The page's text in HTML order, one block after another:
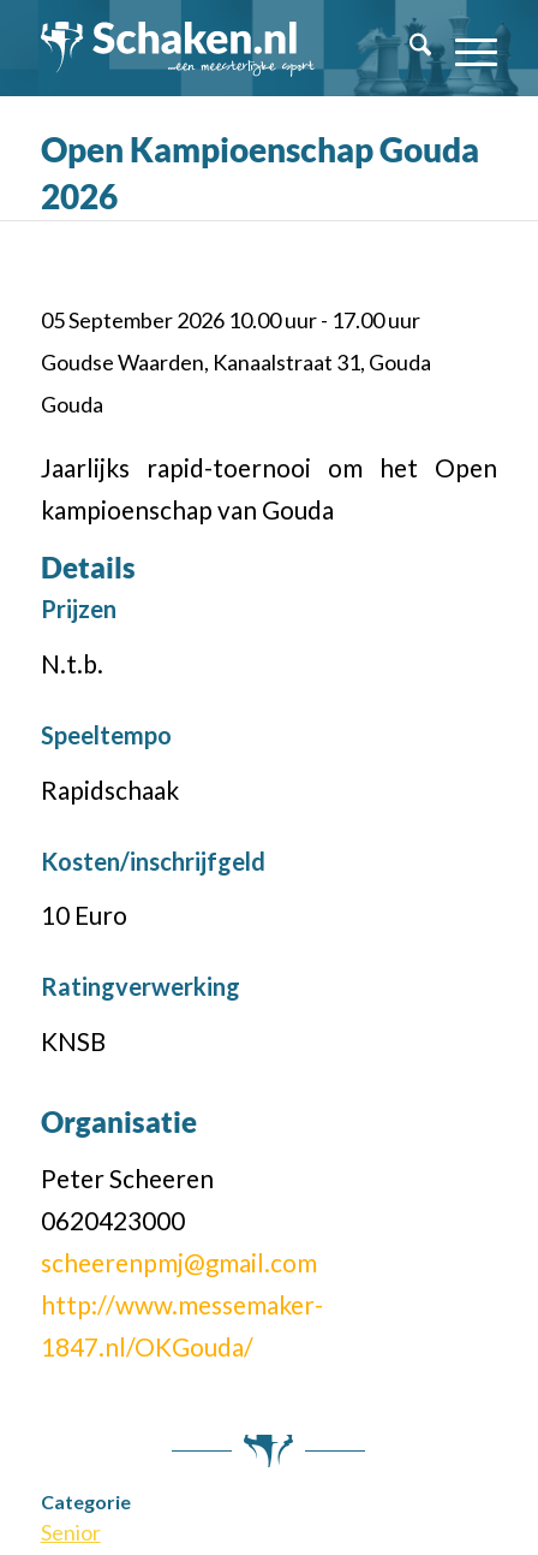
Open Kampioenschap Gouda
2026
05 September 2026 10.00 uur - 17.00 uur
Goudse Waarden, Kanaalstraat 31, Gouda
Gouda
Jaarlijks rapid-toernooi om het Open
kampioenschap van Gouda
Details
Prijzen
N.t.b.
Speeltempo
Rapidschaak
Kosten/inschrijfgeld
10 Euro
Ratingverwerking
KNSB
Organisatie
Peter Scheeren
0620423000
scheerenpmj@gmail.com
http://www.messemaker-
1847.nl/OKGouda/
Categorie
Senior